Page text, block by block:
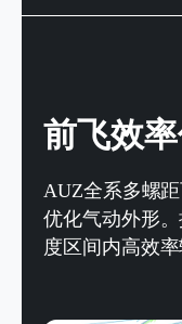
前飞效
AUZ全系多螺
优化气动外形。
度区间内高效